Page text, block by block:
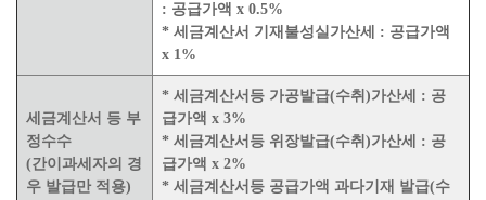
: 공급가액 x 0.5%
* 세금계산서 기재불성실가산세 : 공급가액
x 1%
세금계산서 등 부
정수수
(간이과세자의 경
우 발급만 적용)
* 세금계산서등 가공발급(수취)가산세 : 공
급가액 x 3%
* 세금계산서등 위장발급(수취)가산세 : 공
급가액 x 2%
* 세금계산서등 공급가액 과다기재 발급(수